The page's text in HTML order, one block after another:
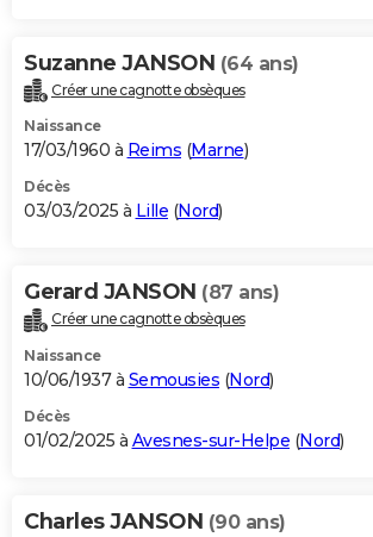
Suzanne JANSON (64 ans)
Créer une cagnotte obsèques
Naissance
17/03/1960 à Reims (Marne)
Décès
03/03/2025 à Lille (Nord)
Gerard JANSON (87 ans)
Créer une cagnotte obsèques
Naissance
10/06/1937 à Semousies (Nord)
Décès
01/02/2025 à Avesnes-sur-Helpe (Nord)
Charles JANSON (90 ans)